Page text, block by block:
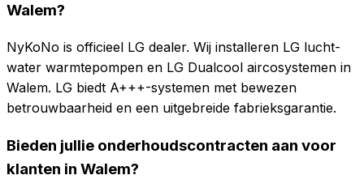
Walem?
NyKoNo is officieel LG dealer. Wij installeren LG lucht-
water warmtepompen en LG Dualcool aircosystemen in
Walem. LG biedt A+++-systemen met bewezen
betrouwbaarheid en een uitgebreide fabrieksgarantie.
Bieden jullie onderhoudscontracten aan voor
klanten in Walem?